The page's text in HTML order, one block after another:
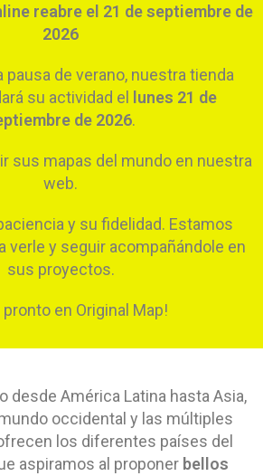
reabre el 21 de septiembre de
2026
pausa de verano, nuestra tienda
su actividad el
lunes 21 de
de 2026.
sus mapas del mundo en nuestra
web.
y su fidelidad. Estamos
verle y seguir acompañándole en
sus proyectos.
pronto en Original Map!
desde América Latina hasta Asia,
occidental y las múltiples
los diferentes países del
aspiramos al proponer bellos